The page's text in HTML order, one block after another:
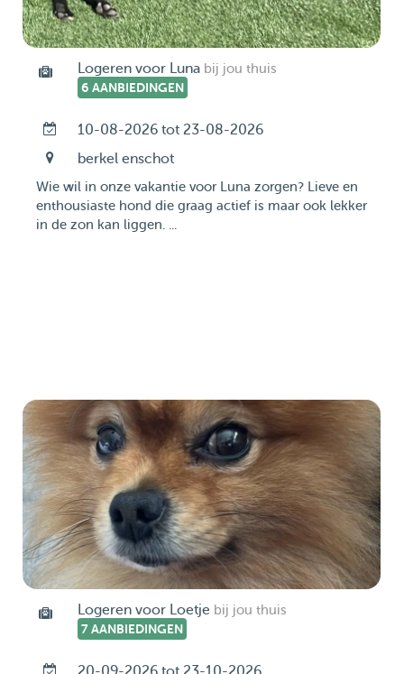
Logeren voor Luna bij jou thuis
6 AANBIEDINGEN
10-08-2026 tot 23-08-2026
berkel enschot
Wie wil in onze vakantie voor Luna zorgen? Lieve en
enthousiaste hond die graag actief is maar ook lekker
in de zon kan liggen. ...
Logeren voor Loetje bij jou thuis
7 AANBIEDINGEN